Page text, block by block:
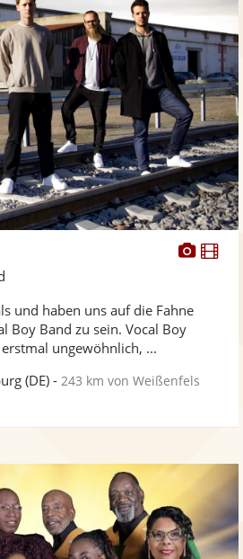
und haben uns auf die Fahne
Boy Band zu sein. Vocal Boy
ungewöhnlich, ...
(DE) - 243 km von Weißenfels